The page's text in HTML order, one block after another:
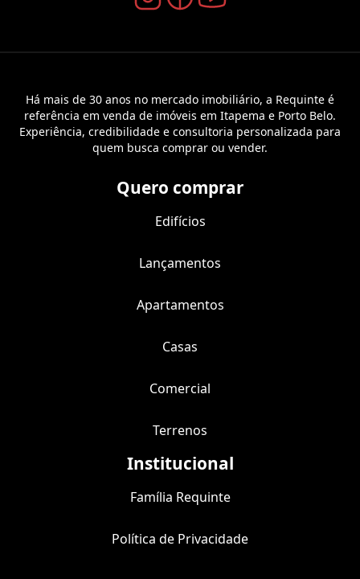
Há mais de 30 anos no mercado imobiliário, a Requinte é
referência em venda de imóveis em Itapema e Porto Belo.
Experiência, credibilidade e consultoria personalizada para
quem busca comprar ou vender.
Quero comprar
Edifícios
Lançamentos
Apartamentos
Casas
Comercial
Terrenos
Institucional
Família Requinte
Política de Privacidade